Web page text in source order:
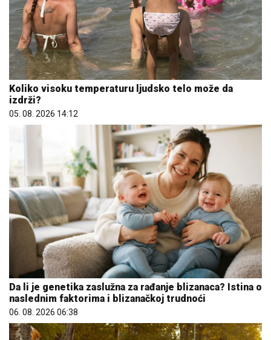
Koliko visoku temperaturu ljudsko telo može da
izdrži?
05. 08. 2026 14:12
Da li je genetika zaslužna za rađanje blizanaca? Istina o
naslednim faktorima i blizanačkoj trudnoći
06. 08. 2026 06:38